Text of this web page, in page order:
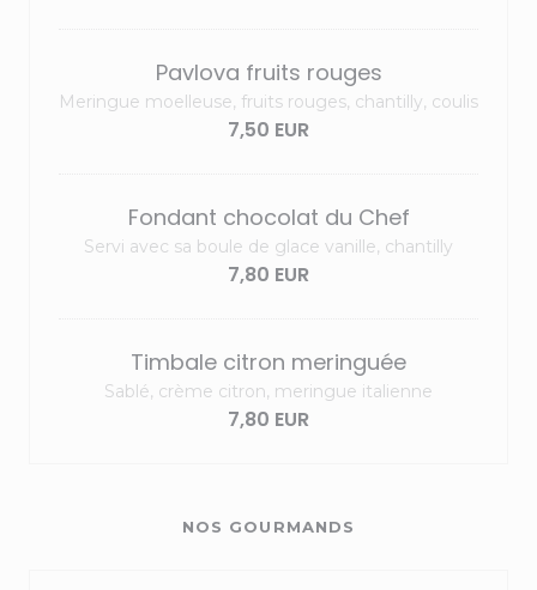
Pavlova fruits rouges
Meringue moelleuse, fruits rouges, chantilly, coulis
7,50 EUR
Fondant chocolat du Chef
Servi avec sa boule de glace vanille, chantilly
7,80 EUR
Timbale citron meringuée
Sablé, crème citron, meringue italienne
7,80 EUR
NOS GOURMANDS